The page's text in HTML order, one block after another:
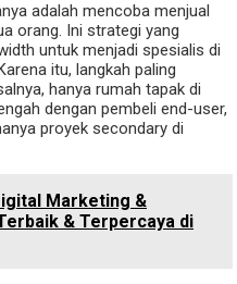
adalah mencoba menjual
orang. Ini strategi yang
untuk menjadi spesialis di
itu, langkah paling
hanya rumah tapak di
dengan pembeli end-user,
proyek secondary di
Marketing &
& Terpercaya di